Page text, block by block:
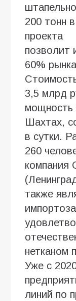
200 тонн
проекта
позволит
60%
3,5 млрд
мощность
Шахтах,
в сутки.
260
компания
также
нетканом
Уже с
линий по